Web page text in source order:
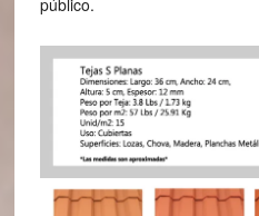
público.